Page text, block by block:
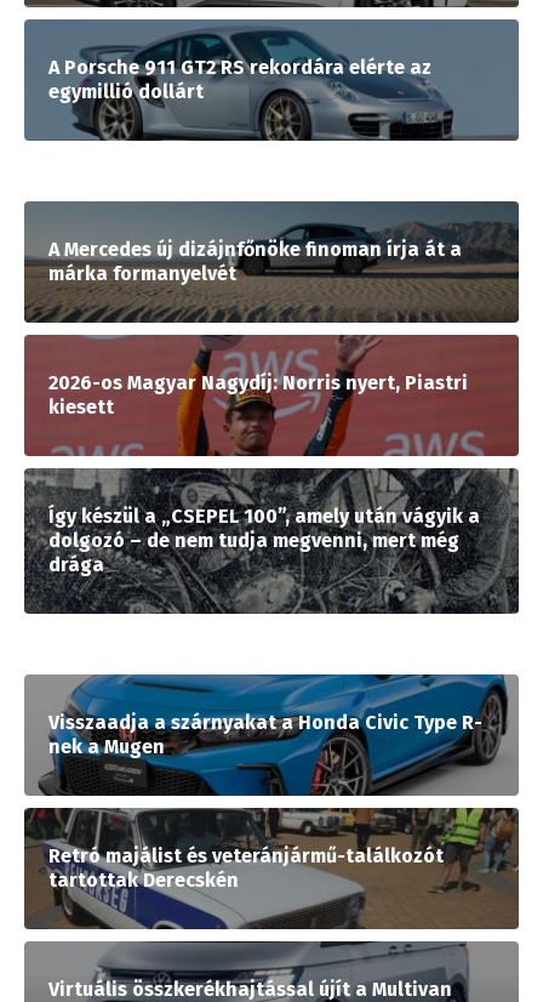
A Porsche 911 GT2 RS rekordára elérte az
egymillió dollárt
A Mercedes új dizájnfőnöke finoman írja át a
márka formanyelvét
2026-os Magyar Nagydíj: Norris nyert, Piastri
kiesett
Így készül a „CSEPEL 100”, amely után vágyik a
dolgozó – de nem tudja megvenni, mert még
drága
Visszaadja a szárnyakat a Honda Civic Type R-
nek a Mugen
Retró majálist és veteránjármű-találkozót
tartottak Derecskén
Virtuális összkerékhajtással újít a Multivan